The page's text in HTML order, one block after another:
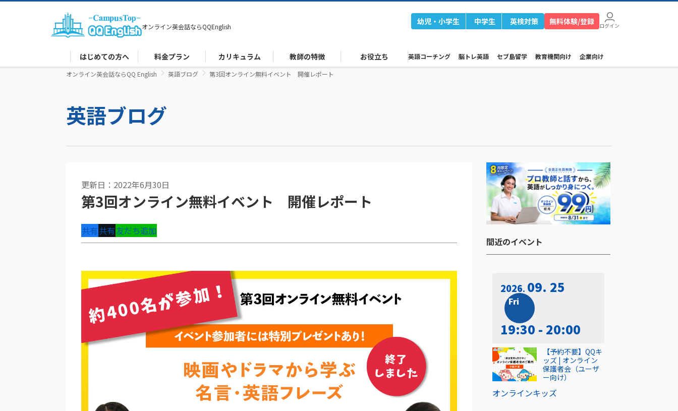
オンライン英会話ならQQEnglish
幼児・小学生 中学生 英検対策 無料体験/登録 ログイン
はじめての方へ 料金プラン カリキュラム 教師の特徴 お役立ち 英語コーチング 脳トレ英語 セブ島留学 教育機関向け 企業向け
オンライン英会話ならQQ English 英語ブログ 第3回オンライン無料イベント 開催レポート
英語ブログ
更新日：2022年6月30日
第3回オンライン無料イベント 開催レポート
共有共有友だち追加
間近のイベント​
2026 09. 25
Fri
19:30 - 20:00
オンラインキッズ
【予約不要】QQキ
ッズ | オンライン
保護者会（ユーザ
ー向け）